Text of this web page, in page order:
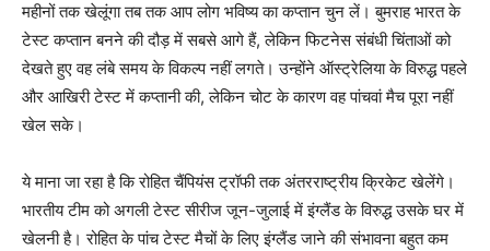
महीनों तक खेलूंगा तब तक आप लोग भविष्य का कप्तान चुन लें। बुमराह भारत के
टेस्ट कप्तान बनने की दौड़ में सबसे आगे हैं, लेकिन फिटनेस संबंधी चिंताओं को
देखते हुए वह लंबे समय के विकल्प नहीं लगते। उन्होंने ऑस्ट्रेलिया के विरुद्ध पहले
और आखिरी टेस्ट में कप्तानी की, लेकिन चोट के कारण वह पांचवां मैच पूरा नहीं
खेल सके।
ये माना जा रहा है कि रोहित चैंपियंस ट्रॉफी तक अंतरराष्ट्रीय क्रिकेट खेलेंगे।
भारतीय टीम को अगली टेस्ट सीरीज जून-जुलाई में इंग्लैंड के विरुद्ध उसके घर में
खेलनी है। रोहित के पांच टेस्ट मैचों के लिए इंग्लैंड जाने की संभावना बहुत कम